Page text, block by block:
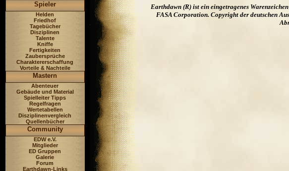
Spieler
Helden
Friedhof
Tagebücher
Disziplinen
Talente
Kniffe
Fertigkeiten
Zaubersprüche
Charaktererschaffung
Vorteile & Nachteile
Mastern
Abenteuer
Gebäude und Material
Spielleiter Tipps
Regelfragen
Wertetabellen
Disziplinenvergleich
Quellenbücher
Community
EDW e.V.
Mitglieder
ED Gruppen
Galerie
Forum
Earthdawn-Links
Earthdawn (R) ist ein eingetragenes
FASA Corporation. Copyright der deutschen